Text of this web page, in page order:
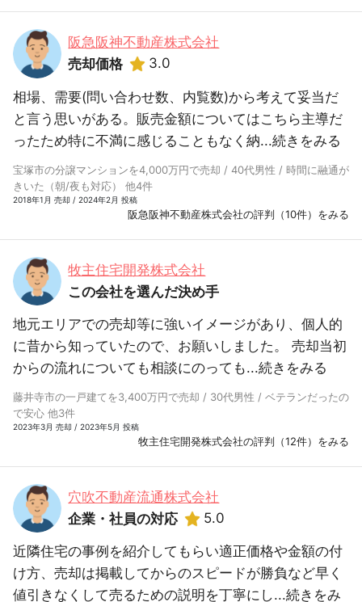
阪急阪神不動産株式会社
売却価格
3.0
相場、需要(問い合わせ数、内覧数)から考えて妥当だ
と言う思いがある。販売金額についてはこちら主導だ
ったため特に不満に感じることもなく納...続きをみる
宝塚市の分譲マンションを4,000万円で売却 / 40代男性 / 時間に融通が
きいた（朝/夜も対応） 他4件
2018年1月 売却 / 2024年2月 投稿
阪急阪神不動産株式会社の評判（10件）をみる
牧主住宅開発株式会社
この会社を選んだ決め手
地元エリアでの売却等に強いイメージがあり、個人的
に昔から知っていたので、お願いしました。 売却当初
からの流れについても相談にのっても...続きをみる
藤井寺市の一戸建てを3,400万円で売却 / 30代男性 / ベテランだったの
で安心 他3件
2023年3月 売却 / 2023年5月 投稿
牧主住宅開発株式会社の評判（12件）をみる
穴吹不動産流通株式会社
企業・社員の対応
5.0
近隣住宅の事例を紹介してもらい適正価格や金額の付
け方、売却は掲載してからのスピードが勝負など早く
値引きなくして売るための説明を丁寧にし...続きをみ